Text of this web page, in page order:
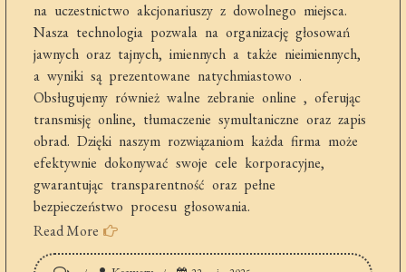
na uczestnictwo akcjonariuszy z dowolnego miejsca.
Nasza technologia pozwala na organizację głosowań
jawnych oraz tajnych, imiennych a także nieimiennych,
a wyniki są prezentowane natychmiastowo .
Obsługujemy również walne zebranie online , oferując
transmisję online, tłumaczenie symultaniczne oraz zapis
obrad. Dzięki naszym rozwiązaniom każda firma może
efektywnie dokonywać swoje cele korporacyjne,
gwarantując transparentność oraz pełne
bezpieczeństwo procesu głosowania.
Read More